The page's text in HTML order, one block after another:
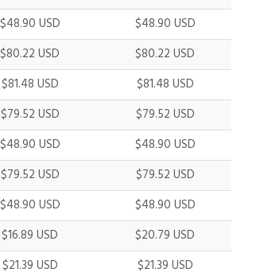
$48.90 USD
$48.90 USD
$80.22 USD
$80.22 USD
$81.48 USD
$81.48 USD
$79.52 USD
$79.52 USD
$48.90 USD
$48.90 USD
$79.52 USD
$79.52 USD
$48.90 USD
$48.90 USD
$16.89 USD
$20.79 USD
$21.39 USD
$21.39 USD